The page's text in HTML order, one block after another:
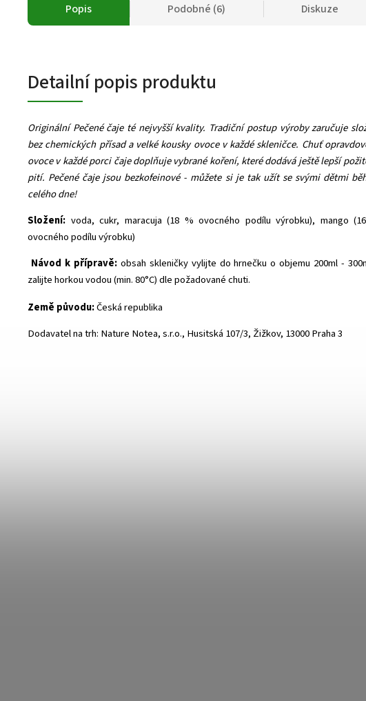
Popis Podobné (6) Diskuze
Detailní popis produktu
Originální Pečené čaje té nejvyšší kvality. Tradiční postup výroby zaručuje
bez chemických přísad a velké kousky ovoce v každé skleničce. Chuť
ovoce v každé porci čaje doplňuje vybrané koření, které dodává ještě lepší
pití. Pečené čaje jsou bezkofeinové - můžete si je tak užít se svými dětmi
celého dne!
Složení: voda, cukr, maracuja (18 % ovocného podílu výrobku), mango
ovocného podílu výrobku)
Návod k přípravě: obsah skleničky vylijte do hrnečku o objemu 200ml -
zalijte horkou vodou (min. 80°C) dle požadované chuti.
Země původu:Česká republika
Dodavatel na trh: Nature Notea, s.r.o., Husitská 107/3, Žižkov, 13000 Praha 3